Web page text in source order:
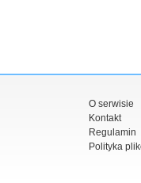
O serwisie
Kontakt
Regulamin
Polityka